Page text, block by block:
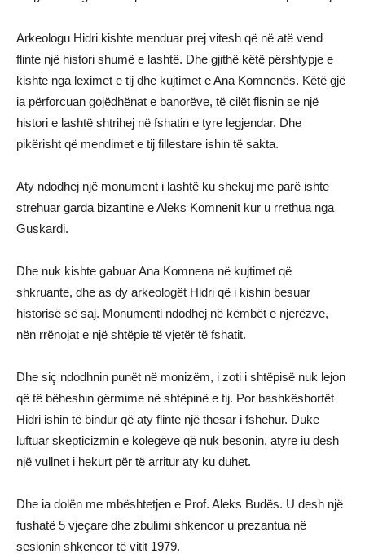
Arkeologu Hidri kishte menduar prej vitesh që në atë vend
flinte një histori shumë e lashtë. Dhe gjithë këtë përshtypje e
kishte nga leximet e tij dhe kujtimet e Ana Komnenës. Këtë gjë
ia përforcuan gojëdhënat e banorëve, të cilët flisnin se një
histori e lashtë shtrihej në fshatin e tyre legjendar. Dhe
pikërisht që mendimet e tij fillestare ishin të sakta.
Aty ndodhej një monument i lashtë ku shekuj me parë ishte
strehuar garda bizantine e Aleks Komnenit kur u rrethua nga
Guskardi.
Dhe nuk kishte gabuar Ana Komnena në kujtimet që
shkruante, dhe as dy arkeologët Hidri që i kishin besuar
historisë së saj. Monumenti ndodhej në këmbët e njerëzve,
nën rrënojat e një shtëpie të vjetër të fshatit.
Dhe siç ndodhnin punët në monizëm, i zoti i shtëpisë nuk lejon
që të bëheshin gërmime në shtëpinë e tij. Por bashkëshortët
Hidri ishin të bindur që aty flinte një thesar i fshehur. Duke
luftuar skepticizmin e kolegëve që nuk besonin, atyre iu desh
një vullnet i hekurt për të arritur aty ku duhet.
Dhe ia dolën me mbështetjen e Prof. Aleks Budës. U desh një
fushatë 5 vjeçare dhe zbulimi shkencor u prezantua në
sesionin shkencor të vitit 1979.